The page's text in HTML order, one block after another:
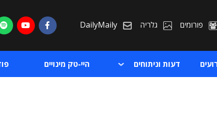
פורומים גלריה DailyMaily
דעות וניתוחים היי-טק מינויים